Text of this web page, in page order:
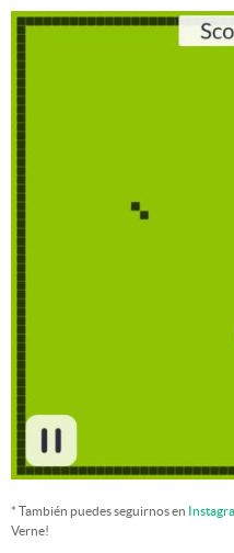
* También puedes seguirnos en
Verne!